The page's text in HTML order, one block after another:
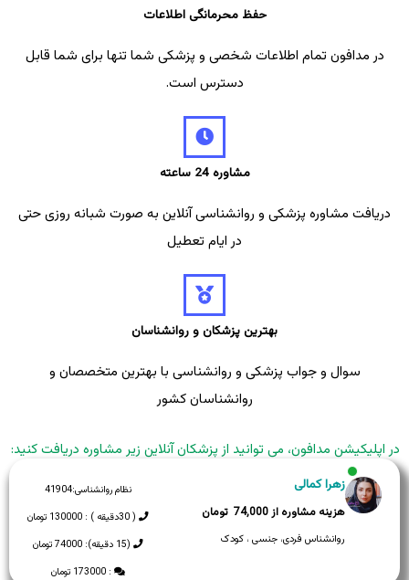
حفظ محرمانگی اطلاعات
در مدافون تمام اطلاعات شخصی و پزشکی شما تنها برای شما قابل
دسترس است.
مشاوره 24 ساعته
دریافت مشاوره پزشکی و روانشناسی آنلاین به صورت شبانه روزی حتی
در ایام تعطیل
بهترین پزشکان و روانشناسان
سوال و جواب پزشکی و روانشناسی با بهترین متخصصان و
روانشناسان کشور
در اپلیکیشن مدافون، می توانید از پزشکان آنلاین زیر مشاوره دریافت کنید:
نظام روانشناسی:41904
( 30دقیقه ) : 130000 تومان
(15 دقیقه): 74000 تومان
: 173000 تومان
زهرا کمالی
74,000
روانشناس فردی، جنسی ، کودک